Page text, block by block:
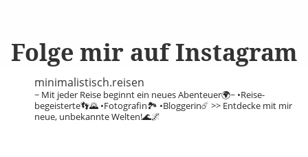
Folge mir auf Instagram
minimalistisch.reisen
~ Mit jeder Reise beginnt ein neues Abenteuer🌍~ •Reise-
begeisterte👣🌄 •Fotografin🏞️ •Bloggerin☄️ >> Entdecke mit mir
neue, unbekannte Welten!🌊🌌